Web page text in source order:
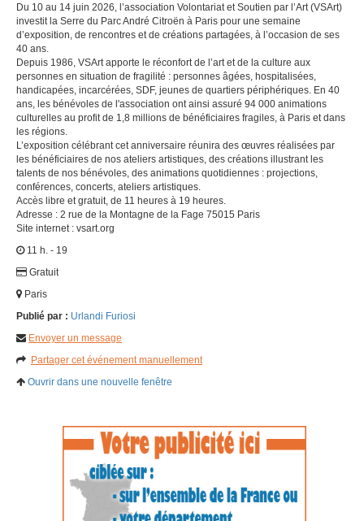
Du 10 au 14 juin 2026, l’association Volontariat et Soutien par l’Art (VSArt)
investit la Serre du Parc André Citroën à Paris pour une semaine
d’exposition, de rencontres et de créations partagées, à l’occasion de ses
40 ans.
Depuis 1986, VSArt apporte le réconfort de l’art et de la culture aux
personnes en situation de fragilité : personnes âgées, hospitalisées,
handicapées, incarcérées, SDF, jeunes de quartiers périphériques. En 40
ans, les bénévoles de l'association ont ainsi assuré 94 000 animations
culturelles au profit de 1,8 millions de bénéficiaires fragiles, à Paris et dans
les régions.
L’exposition célébrant cet anniversaire réunira des œuvres réalisées par
les bénéficiaires de nos ateliers artistiques, des créations illustrant les
talents de nos bénévoles, des animations quotidiennes : projections,
conférences, concerts, ateliers artistiques.
Accès libre et gratuit, de 11 heures à 19 heures.
Adresse : 2 rue de la Montagne de la Fage 75015 Paris
Site internet : vsart.org
11 h. - 19
Gratuit
Paris
Publié par : Urlandi Furiosi
Envoyer un message
Partager cet événement manuellement
Ouvrir dans une nouvelle fenêtre